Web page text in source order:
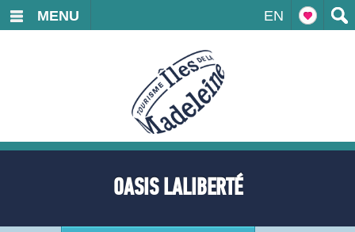
EN
MENU
OASIS LALIBERTÉ